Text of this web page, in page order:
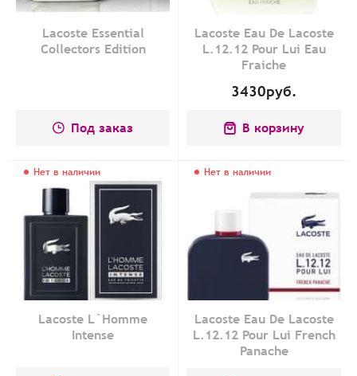
Lacoste Essential
Collectors Edition
Под заказ
Lacoste Eau De Lacoste
L.12.12 Pour Lui Eau
Fraiche
3430руб.
В корзину
Нет в наличии
Lacoste L`Homme
Intense
Нет в наличии
Lacoste Eau De Lacoste
L.12.12 Pour Lui French
Panache